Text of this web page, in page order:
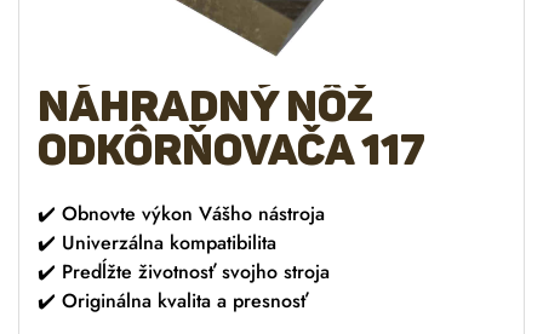
Náhradný nôž
odkôrňovača 117
✔️ Obnovte výkon Vášho nástroja
✔️ Univerzálna kompatibilita
✔️ Predĺžte životnosť svojho stroja
✔️ Originálna kvalita a presnosť